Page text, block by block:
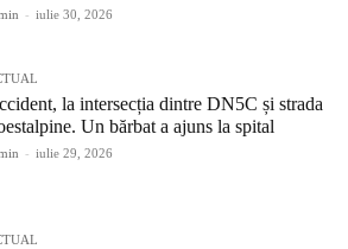
- iulie 30, 2026
la intersecția dintre DN5C și strada
Un bărbat a ajuns la spital
- iulie 29, 2026